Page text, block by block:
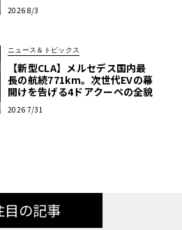
2026 8/3
ニュース＆トピックス
【新型CLA】メルセデス国内最
長の航続771km。次世代EVの幕
開けを告げる4ドアクーペの全貌
2026 7/31
目の記事